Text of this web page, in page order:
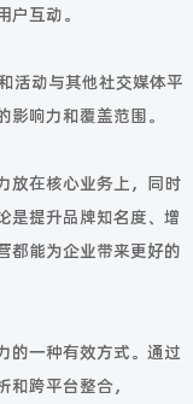
互动。
活动与其他社交媒体平
响力和覆盖范围。
放在核心业务上，同时
是提升品牌知名度、增
都能为企业带来更好的
的一种有效方式。通过
跨平台整合，